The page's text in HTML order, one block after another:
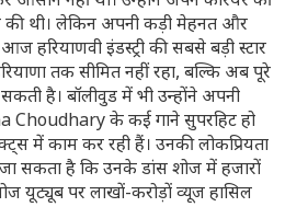
थी। लेकिन अपनी कड़ी मेहनत और
हरियाणवी इंडस्ट्री की सबसे बड़ी स्टार
तक सीमित नहीं रहा, बल्कि अब पूरे
है। बॉलीवुड में भी उन्होंने अपनी
Choudhary के कई गाने सुपरहिट हो
में काम कर रही हैं। उनकी लोकप्रियता
सकता है कि उनके डांस शोज में हजारों
यूट्यूब पर लाखों-करोड़ों व्यूज हासिल